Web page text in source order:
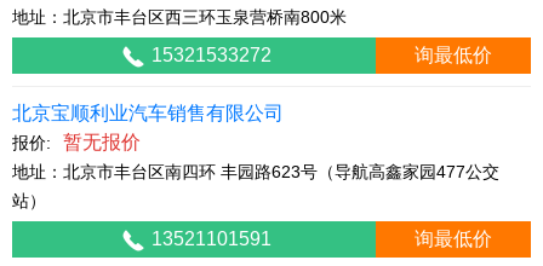
地址：北京市丰台区西三环玉泉营桥南800米
15321533272 询最低价
北京宝顺利业汽车销售有限公司
报价: 暂无报价
地址：北京市丰台区南四环 丰园路623号（导航高鑫家园477公交
站）
13521101591 询最低价